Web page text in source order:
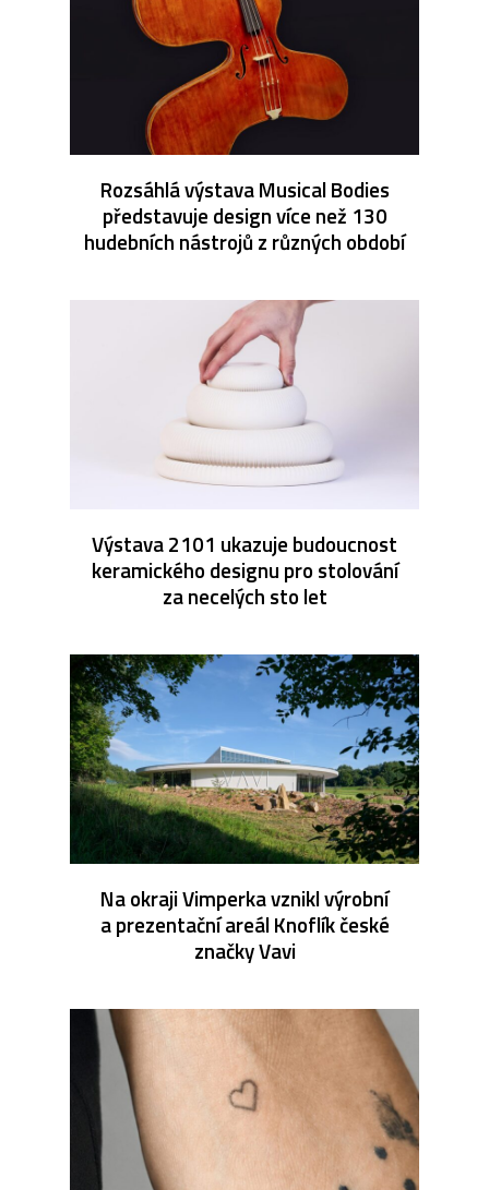
Rozsáhlá výstava Musical Bodies
představuje design více než 130
hudebních nástrojů z různých období
Výstava 2101 ukazuje budoucnost
keramického designu pro stolování
za necelých sto let
Na okraji Vimperka vznikl výrobní
a prezentační areál Knoflík české
značky Vavi